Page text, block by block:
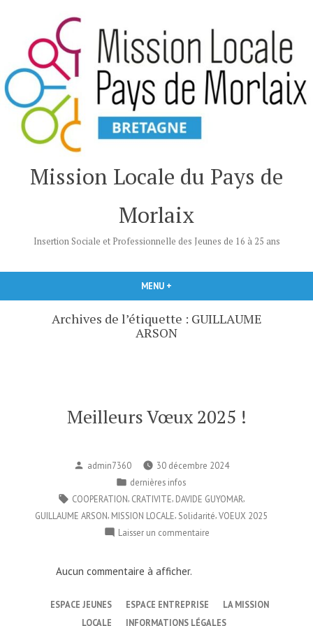
contenu
Mission Locale du Pays de
Morlaix
Insertion Sociale et Professionnelle des Jeunes de 16 à 25 ans
MENU +
Archives de l’étiquette : GUILLAUME
ARSON
Meilleurs Vœux 2025 !
Publié
admin7360
30 décembre 2024
Publié
dans
dernières infos
Étiquettes :
COOPERATION, CRATIVITE, DAVIDE GUYOMAR,
GUILLAUME ARSON MISSION LOCALE Solidarité VOEUX 2025
Laisser un commentairesur
Aucun commentaire à afficher.
ESPACE JEUNES ESPACE ENTREPRISE
LA MISSION
LOCALE
INFORMATIONS LÉGALES